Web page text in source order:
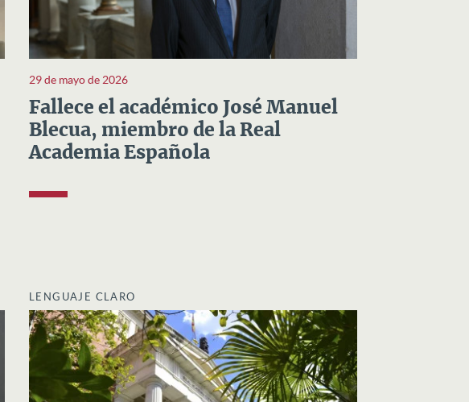
29 de mayo de 2026
Fallece el académico José Manuel
Blecua, miembro de la Real
Academia Española
LENGUAJE CLARO